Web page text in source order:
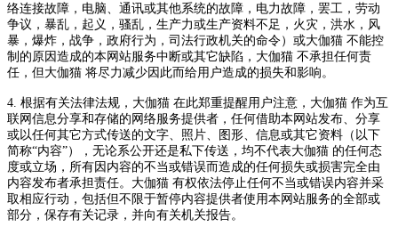
络连接故障，电脑、通讯或其他系统的故障，电力故障，罢工，劳动
争议，暴乱，起义，骚乱，生产力或生产资料不足，火灾，洪水，风
暴，爆炸，战争，政府行为，司法行政机关的命令）或大伽猫 不能控
制的原因造成的本网站服务中断或其它缺陷，大伽猫 不承担任何责
任，但大伽猫 将尽力减少因此而给用户造成的损失和影响。
4. 根据有关法律法规，大伽猫 在此郑重提醒用户注意，大伽猫 作为互
联网信息分享和存储的网络服务提供者，任何借助本网站发布、分享
或以任何其它方式传送的文字、照片、图形、信息或其它资料（以下
简称“内容”），无论系公开还是私下传送，均不代表大伽猫 的任何态
度或立场，所有因内容的不当或错误而造成的任何损失或损害完全由
内容发布者承担责任。大伽猫 有权依法停止任何不当或错误内容并采
取相应行动，包括但不限于暂停内容提供者使用本网站服务的全部或
部分，保存有关记录，并向有关机关报告。